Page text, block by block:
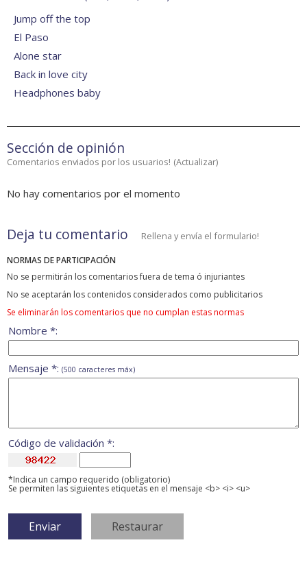
Jump off the top
El Paso
Alone star
Back in love city
Headphones baby
Sección de opinión
Comentarios enviados por los usuarios! (Actualizar)
No hay comentarios por el momento
Deja tu comentario Rellena y envía el formulario!
NORMAS DE PARTICIPACIÓN
No se permitirán los comentarios fuera de tema ó injuriantes
No se aceptarán los contenidos considerados como publicitarios
Se eliminarán los comentarios que no cumplan estas normas
Nombre *:
Mensaje *: (500 caracteres máx)
Código de validación *:
*Indica un campo requerido (obligatorio)
Se permiten las siguientes etiquetas en el mensaje <b> <i> <u>